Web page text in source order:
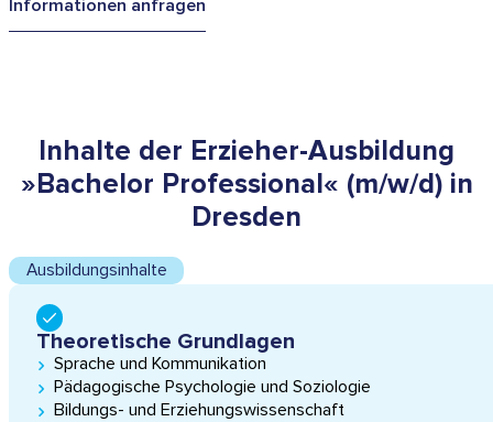
Informationen anfragen
Inhalte der Erzieher-Ausbildung
»Bachelor Professional« (m/w/d) in
Dresden
Ausbildungsinhalte
Theoretische Grundlagen
Sprache und Kommunikation
Pädagogische Psychologie und Soziologie
Bildungs- und Erziehungs­wissen­schaft